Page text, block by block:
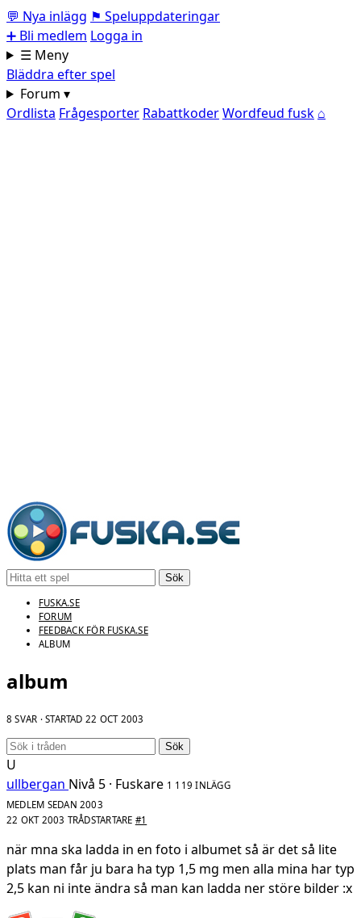
💬 Nya inlägg ⚑ Speluppdateringar
➕ Bli medlem Logga in
☰ Meny
Bläddra efter spel
Forum ▾
Ordlista Frågesporter RabattkoderWordfeud fusk ⌂
Sök
FUSKA.SE
FORUM
FEEDBACK FÖR FUSKA.SE
ALBUM
album
8 SVAR · STARTAD 22 OCT 2003
Sök
U
ullbergan Nivå 5 · Fuskare 1 119 INLÄGG
MEDLEM SEDAN 2003
22 OKT 2003 TRÅDSTARTARE #1
när mna ska ladda in en foto i albumet så är det så lite
plats man får ju bara ha typ 1,5 mg men alla mina har typ
2,5 kan ni inte ändra så man kan ladda ner störe bilder :x